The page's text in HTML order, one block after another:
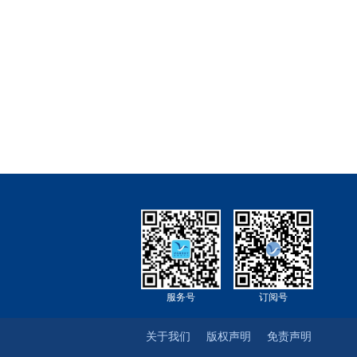
订阅号
服务号
免责声明
版权声明
关于我们